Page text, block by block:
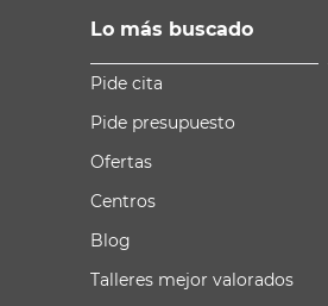
Lo más buscado
Pide cita
Pide presupuesto
Ofertas
Centros
Blog
Talleres mejor valorados